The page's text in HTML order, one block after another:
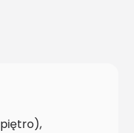
piętro),